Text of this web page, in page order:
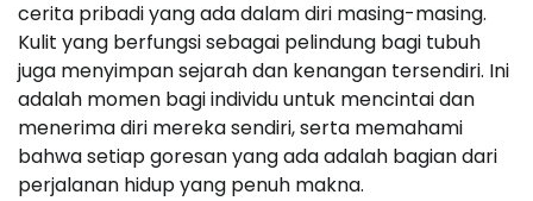
cerita pribadi yang ada dalam diri masing-masing.
Kulit yang berfungsi sebagai pelindung bagi tubuh
juga menyimpan sejarah dan kenangan tersendiri. Ini
adalah momen bagi individu untuk mencintai dan
menerima diri mereka sendiri, serta memahami
bahwa setiap goresan yang ada adalah bagian dari
perjalanan hidup yang penuh makna.